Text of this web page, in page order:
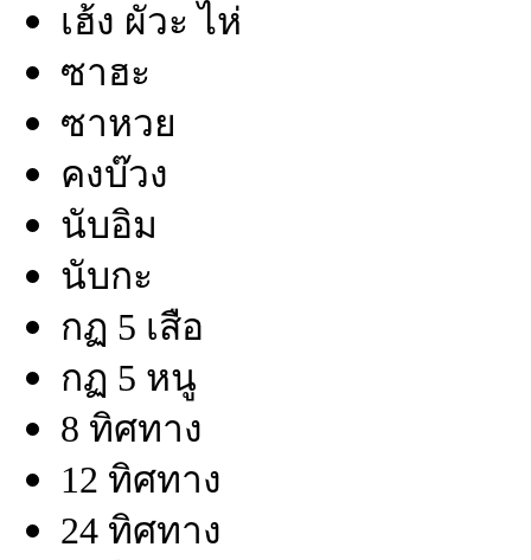
เฮ้ง ผัวะ ไห่
ซาฮะ
ซาหวย
คงบ๊วง
นับอิม
นับกะ
กฏ 5 เสือ
กฏ 5 หนู
8 ทิศทาง
12 ทิศทาง
24 ทิศทาง